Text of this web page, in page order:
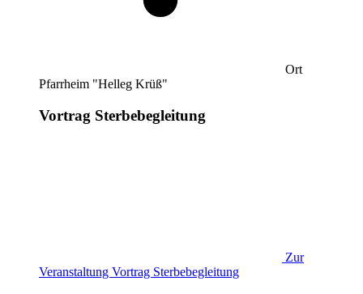
Ort
Pfarrheim "Helleg Krüß"
Vortrag Sterbebegleitung
Zur
Veranstaltung Vortrag Sterbebegleitung